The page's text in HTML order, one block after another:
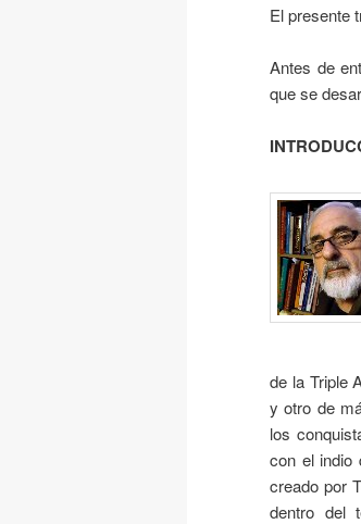
El presente
Antes de
que se
de la Triple
y otro de
los
con el indio
creado por
dentro del